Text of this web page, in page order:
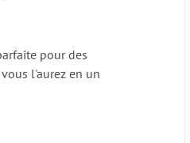
pour des
l'aurez en un